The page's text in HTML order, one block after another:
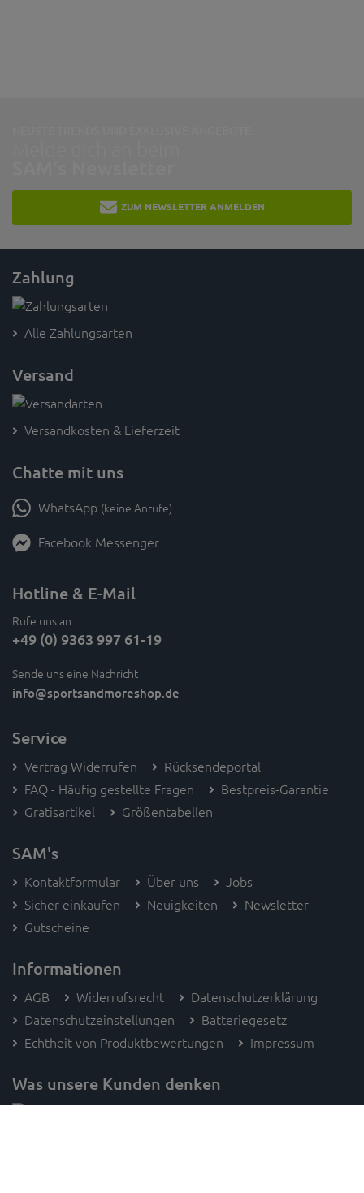
ZUM NEWSLETTER ANMELDEN
Zahlung
Alle Zahlungsarten
Versand
Versandkosten & Lieferzeit
Chatte mit uns
WhatsApp (keine Anrufe)
Facebook Messenger
Hotline & E-Mail
Rufe uns an
+49 (0) 9363 997 61-19
Sende uns eine Nachricht
info@sportsandmoreshop.de
Service
Vertrag Widerrufen
Rücksendeportal
FAQ - Häufig gestellte Fragen
Bestpreis-Garantie
Gratisartikel
Größentabellen
SAM's
Kontaktformular Über uns
Jobs
Sicher einkaufen
Neuigkeiten
Newsletter
Gutscheine
Informationen
AGB Widerrufsrecht
Datenschutzerklärung
Datenschutzeinstellungen
Batteriegesetz
Echtheit von Produktbewertungen
Impressum
Was unsere Kunden denken